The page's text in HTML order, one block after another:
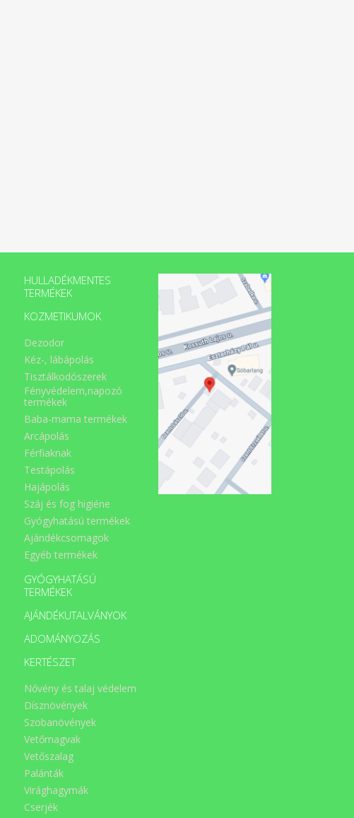
HULLADÉKMENTES
TERMÉKEK
KOZMETIKUMOK
Dezodor
Kéz-, lábápolás
Tisztálkodószerek
Fényvédelem,napozó
termékek
Baba-mama termékek
Arcápolás
Férfiaknak
Testápolás
Hajápolás
Száj és fog higiéne
Gyógyhatású termékek
Ajándékcsomagok
Egyéb termékek
GYÓGYHATÁSÚ
TERMÉKEK
AJÁNDÉKUTALVÁNYOK
ADOMÁNYOZÁS
KERTÉSZET
Nővény és talaj védelem
Dísznövények
Szobanövények
Vetőmagvak
Vetőszalag
Palánták
Virághagymák
Cserjék